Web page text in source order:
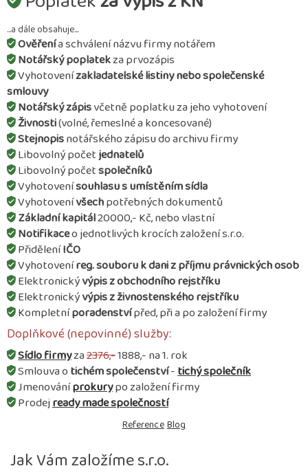
...a dále obsahuje...
Ověřenía schválení názvu firmy notářem
Notářský poplatekza prvozápis
Vyhotovenízakladatelské listiny nebo společenské
smlouvy
Notářský zápisvčetně poplatku za jeho vyhotovení
Živnosti(volné, řemeslné a koncesované)
Stejnopisnotářského zápisu do archivu firmy
Libovolný početjednatelů
Libovolný početspolečníků
Vyhotovenísouhlasu s umístěním sídla
Vyhotovenívšechpotřebných dokumentů
Základní kapitál20000,- Kč, nebo vlastní
Notifikaceo jednotlivých krocích založení s.r.o.
PřiděleníIČO
Vyhotoveníreg. souboru k dani z příjmu právnických osob
Elektronickývýpis z obchodního rejstříku
Elektronickývýpis z živnostenského rejstříku
Kompletníporadenstvípřed, při a po založení firmy
Doplňkové (nepovinné) služby:
Sídlo firmyza2376,-1888,- na 1. rok
Smlouva otichém společenství-tichý společník
Jmenováníprokurypo založení firmy
Prodejready made společností
ReferenceBlog
Jak Vám založíme s.r.o.